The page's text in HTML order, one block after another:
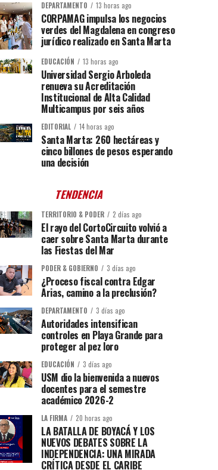
DEPARTAMENTO 13 horas ago
CORPAMAG impulsa los negocios
verdes del Magdalena en congreso
jurídico realizado en Santa Marta
EDUCACIÓN 13 horas ago
Universidad Sergio Arboleda
renueva su Acreditación
Institucional de Alta Calidad
Multicampus por seis años
EDITORIAL 14 horas ago
Santa Marta: 260 hectáreas y
cinco billones de pesos esperando
una decisión
TENDENCIA
TERRITORIO & PODER 2 días ago
El rayo del CortoCircuito volvió a
caer sobre Santa Marta durante
las Fiestas del Mar
PODER & GOBIERNO 3 días ago
¿Proceso fiscal contra Edgar
Arias, camino a la preclusión?
DEPARTAMENTO 3 días ago
Autoridades intensifican
controles en Playa Grande para
proteger al pez loro
EDUCACIÓN 3 días ago
USM dio la bienvenida a nuevos
docentes para el semestre
académico 2026-2
LA FIRMA 20 horas ago
LA BATALLA DE BOYACÁ Y LOS
NUEVOS DEBATES SOBRE LA
INDEPENDENCIA: UNA MIRADA
CRÍTICA DESDE EL CARIBE